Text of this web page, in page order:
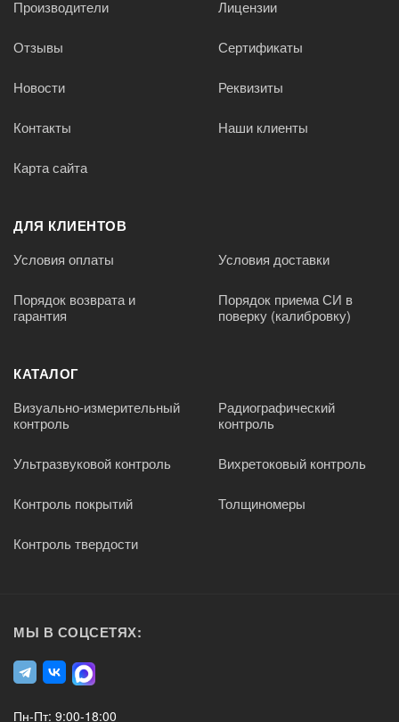
Производители Лицензии
Отзывы Сертификаты
Новости Реквизиты
Контакты Наши клиенты
Карта сайта
ДЛЯ КЛИЕНТОВ
Условия оплаты Условия доставки
Порядок возврата и
гарантия
Порядок приема СИ в
поверку (калибровку)
КАТАЛОГ
Визуально-измерительный
контроль
Радиографический
контроль
Ультразвуковой контроль Вихретоковый контроль
Контроль покрытий Толщиномеры
Контроль твердости
МЫ В СОЦСЕТЯХ:
Пн-Пт: 9:00-18:00